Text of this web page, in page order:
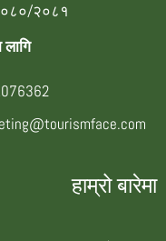
२०८१
लागि
हाम्रो बारेमा